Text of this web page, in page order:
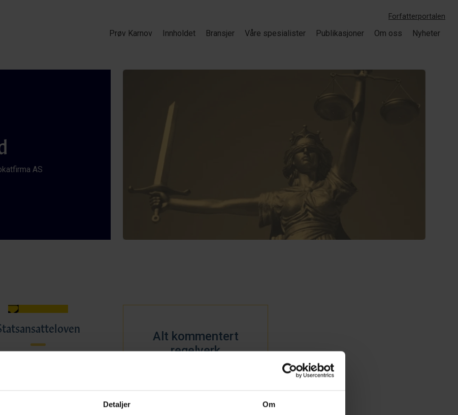
Detaljer Om
Forfatterportalen
Prøv Karnov Innholdet Bransjer Våre spesialister Publikasjoner Om oss Nyheter
AS
Alt kommentert
regelverk